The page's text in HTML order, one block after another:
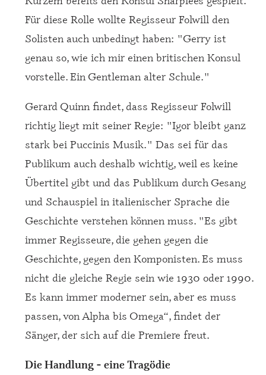
Für diese Rolle wollte Regisseur Folwill den
Solisten auch unbedingt haben: "Gerry ist
genau so, wie ich mir einen britischen Konsul
vorstelle. Ein Gentleman alter Schule."
Gerard Quinn findet, dass Regisseur Folwill
richtig liegt mit seiner Regie: "Igor bleibt ganz
stark bei Puccinis Musik." Das sei für das
Publikum auch deshalb wichtig, weil es keine
Übertitel gibt und das Publikum durch Gesang
und Schauspiel in italienischer Sprache die
Geschichte verstehen können muss. "Es gibt
immer Regisseure, die gehen gegen die
Geschichte, gegen den Komponisten. Es muss
nicht die gleiche Regie sein wie 1930 oder 1990.
Es kann immer moderner sein, aber es muss
passen, von Alpha bis Omega“, findet der
Sänger, der sich auf die Premiere freut.
Die Handlung - eine Tragödie